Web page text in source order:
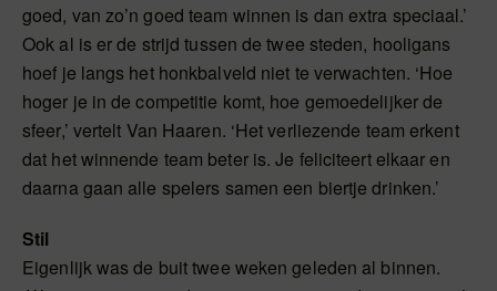
goed, van zo’n goed team winnen is dan extra speciaal.’
Ook al is er de strijd tussen de twee steden, hooligans
hoef je langs het honkbalveld niet te verwachten. ‘Hoe
hoger je in de competitie komt, hoe gemoedelijker de
sfeer,’ vertelt Van Haaren. ‘Het verliezende team erkent
dat het winnende team beter is. Je feliciteert elkaar en
daarna gaan alle spelers samen een biertje drinken.’
Stil
Eigenlijk was de buit twee weken geleden al binnen.